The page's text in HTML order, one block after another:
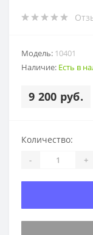
Модель: 10401
Наличие: Есть в
9 200 руб.
Количество:
- +